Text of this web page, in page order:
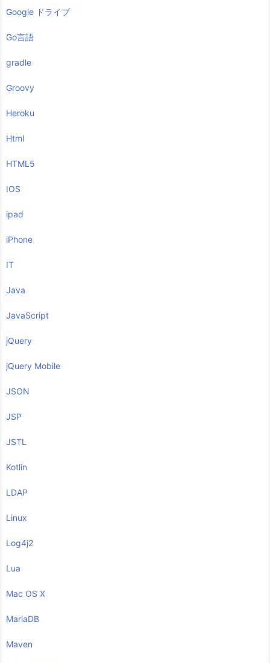
Google ドライブ
Go言語
gradle
Groovy
Heroku
Html
HTML5
IOS
ipad
iPhone
IT
Java
JavaScript
jQuery
jQuery Mobile
JSON
JSP
JSTL
Kotlin
LDAP
Linux
Log4j2
Lua
Mac OS X
MariaDB
Maven